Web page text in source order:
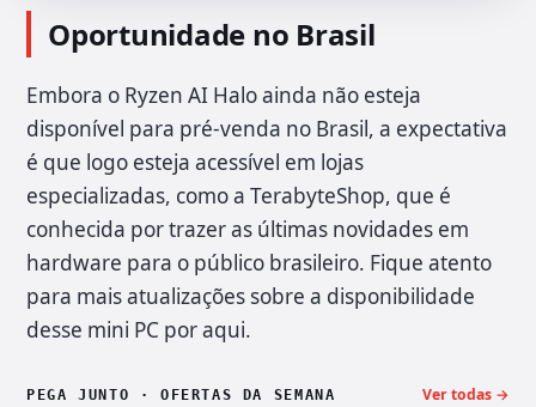
Oportunidade no Brasil
Embora o Ryzen AI Halo ainda não esteja
disponível para pré-venda no Brasil, a expectativa
é que logo esteja acessível em lojas
especializadas, como a TerabyteShop, que é
conhecida por trazer as últimas novidades em
hardware para o público brasileiro. Fique atento
para mais atualizações sobre a disponibilidade
desse mini PC por aqui.
PEGA JUNTO · OFERTAS DA SEMANA Ver todas →